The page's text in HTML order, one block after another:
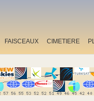
FAISCEAUX CIMETIERE